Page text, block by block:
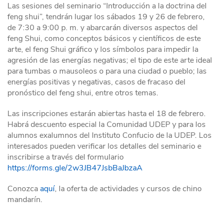
Las sesiones del seminario “Introducción a la doctrina del
feng shui”, tendrán lugar los sábados 19 y 26 de febrero,
de 7:30 a 9:00 p. m. y abarcarán diversos aspectos del
feng Shui, como conceptos básicos y científicos de este
arte, el feng Shui gráfico y los símbolos para impedir la
agresión de las energías negativas; el tipo de este arte ideal
para tumbas o mausoleos o para una ciudad o pueblo; las
energías positivas y negativas, casos de fracaso del
pronóstico del feng shui, entre otros temas.
Las inscripciones estarán abiertas hasta el 18 de febrero.
Habrá descuento especial la Comunidad UDEP y para los
alumnos exalumnos del Instituto Confucio de la UDEP. Los
interesados pueden verificar los detalles del seminario e
inscribirse a través del formulario
https://forms.gle/2w3JB47JsbBaJbzaA
Conozca aquí, la oferta de actividades y cursos de chino
mandarín.